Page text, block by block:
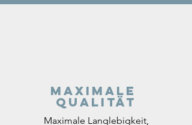
Maximale
Qualität
Maximale Langlebigkeit,